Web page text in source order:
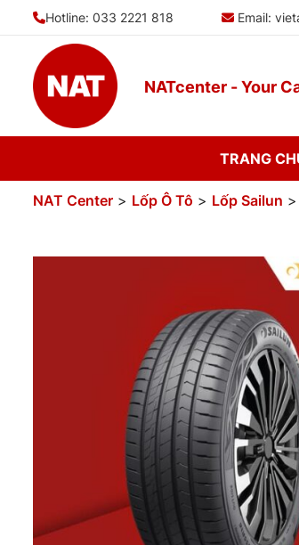
Hotline: 033 2221 818 Email:
NATcenter - Your
TRANG
NAT Center > Lốp Ô Tô > Lốp Sailun >